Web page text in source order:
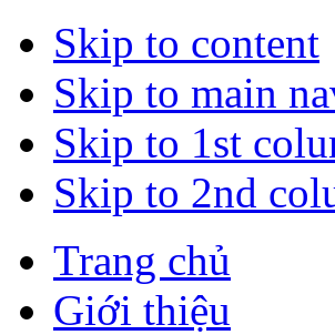
Skip to content
Skip to main
Skip to 1st
Skip to 2nd
Trang chủ
Giới thiệu